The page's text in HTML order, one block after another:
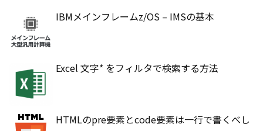
IBMメインフレームz/OS – IMSの基本
Excel 文字* をフィルタで検索する方法
HTMLのpre要素とcode要素は一行で書くべし